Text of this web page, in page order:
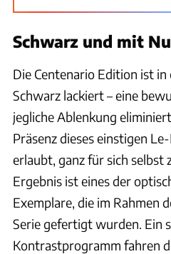
Schwarz und mit
Die Centenario Edition ist
Schwarz lackiert – eine
jegliche Ablenkung
Präsenz dieses einstigen
erlaubt, ganz für sich selbst
Ergebnis ist eines der
Exemplare, die im Rahmen
Serie gefertigt wurden. Ein
Kontrastprogramm fahren